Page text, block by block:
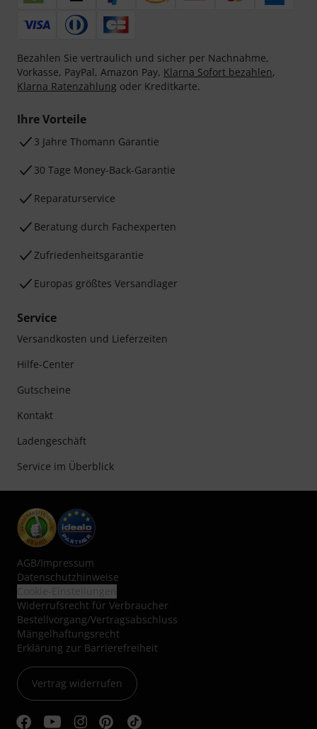
Bezahlen Sie vertraulich und sicher per Nachnahme,
Vorkasse, PayPal, Amazon Pay, Klarna Sofort bezahlen,
Klarna Ratenzahlung oder Kreditkarte.
Ihre Vorteile
3 Jahre Thomann Garantie
30 Tage Money-Back-Garantie
Reparaturservice
Beratung durch Fachexperten
Zufriedenheitsgarantie
Europas größtes Versandlager
Service
Versandkosten und Lieferzeiten
Hilfe-Center
Gutscheine
Kontakt
Ladengeschäft
Service im Überblick
AGB/Impressum
Datenschutzhinweise
Widerrufsrecht für Verbraucher
Bestellvorgang/Vertragsabschluss
Mängelhaftungsrecht
Erklärung zur Barrierefreiheit
Vertrag widerrufen